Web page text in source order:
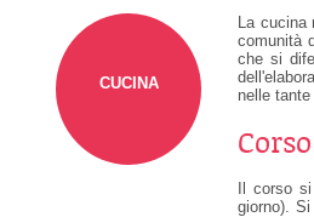
CUCINA
La cucina
comunità
che si
nelle
Il corso
giorno).